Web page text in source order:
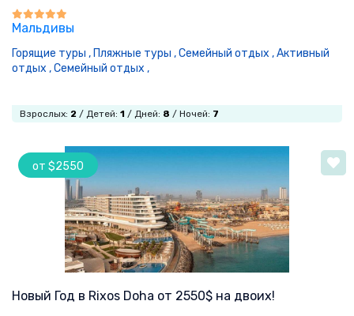
Мальдивы
Горящие туры , Пляжные туры ,Семейный отдых ,Активный
отдых ,Семейный отдых ,
Взрослых: 2 / Детей: 1 / Дней: 8 / Ночей: 7
от $2550
Новый Год в Rixos Doha от 2550$ на двоих!